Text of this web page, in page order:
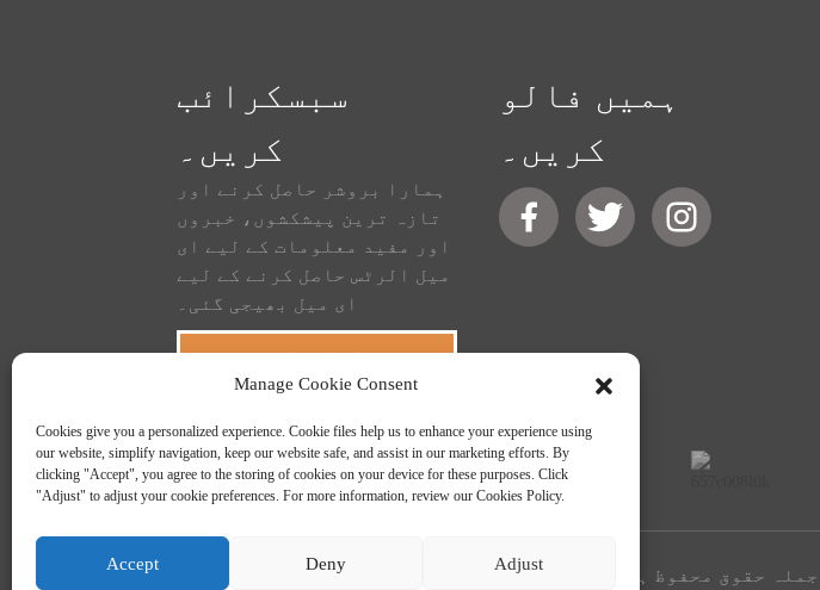
سبسکرائب
کریں۔
ہمارا بروشر حاصل کرنے اور
تازہ ترین پیشکشوں، خبروں
اور مفید معلومات کے لیے ای
میل الرٹس حاصل کرنے کے لیے
ای میل بھیجی گئی۔
سبسکرائب کریں۔
ہمیں فالو
کریں۔
سائٹ کا نقشہ
Manage Cookie Consent
Cookies give you a personalized experience. Cookie files help us to enhance your experience using
our website, simplify navigation, keep our website safe, and assist in our marketing efforts. By
clicking "Accept", you agree to the storing of cookies on your device for these purposes. Click
"Adjust" to adjust your cookie preferences. For more information, review our Cookies Policy.
Accept Deny Adjust